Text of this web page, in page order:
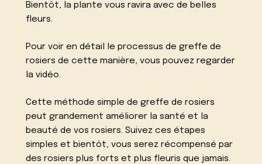
Bientôt, la plante vous ravira avec de belles
fleurs.
Pour voir en détail le processus de greffe de
rosiers de cette manière, vous pouvez regarder
la vidéo.
Cette méthode simple de greffe de rosiers
peut grandement améliorer la santé et la
beauté de vos rosiers. Suivez ces étapes
simples et bientôt, vous serez récompensé par
des rosiers plus forts et plus fleuris que jamais.